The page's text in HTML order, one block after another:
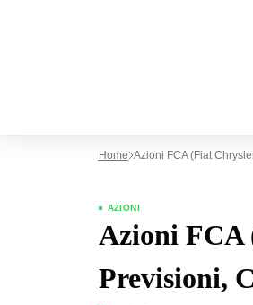
Home Azioni FCA (Fiat
AZIONI
Azioni FCA
Previsioni,